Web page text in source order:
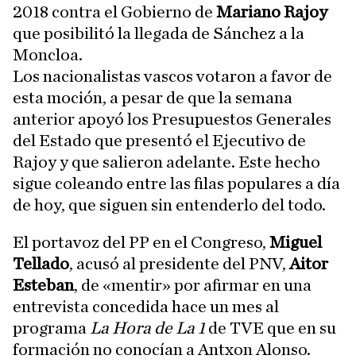
2018 contra el Gobierno de Mariano Rajoy
que posibilitó la llegada de Sánchez a la
Moncloa.
Los nacionalistas vascos votaron a favor de
esta moción, a pesar de que la semana
anterior apoyó los Presupuestos Generales
del Estado que presentó el Ejecutivo de
Rajoy y que salieron adelante. Este hecho
sigue coleando entre las filas populares a día
de hoy, que siguen sin entenderlo del todo.
El portavoz del PP en el Congreso, Miguel
Tellado, acusó al presidente del PNV,Aitor
Esteban, de «mentir» por afirmar en una
entrevista concedida hace un mes al
programa La Hora de La 1 de TVE que en su
formación no conocían a Antxon Alonso.